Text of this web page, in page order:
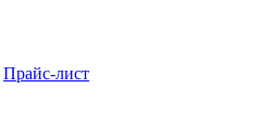
Прайс-лист